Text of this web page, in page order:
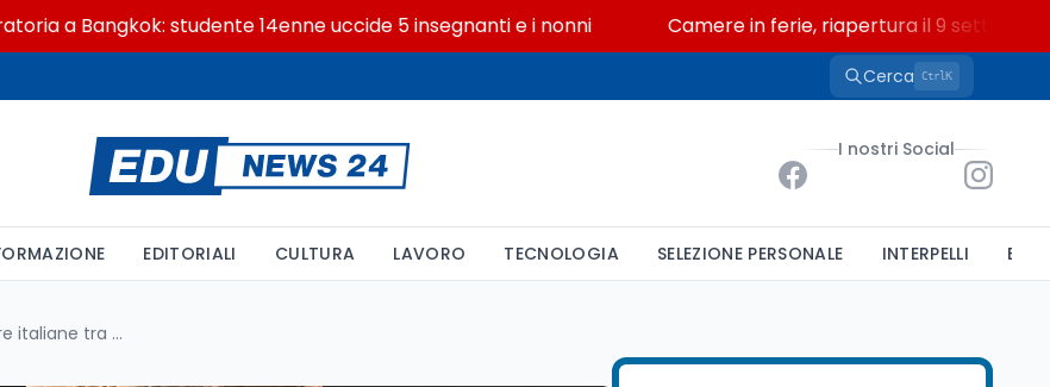
Bangkok: studente 14enne uccide 5 insegnanti e i nonni Camere in ferie, riapertura il 9 settembre tra
Cerca CtrlK
I nostri Social
EDITORIALI CULTURA LAVORO TECNOLOGIA SELEZIONE PERSONALE INTERPELLI
Ispirazioni Italia-Grecia: 38 opere italiane tra Atene e Reggio Calabria
Scuola7 ago
sport e musica a San
Miniato, STEM a Lerici
Sparatoria a Bangkok:
Editoriali7 ago